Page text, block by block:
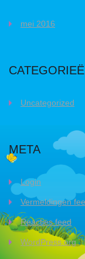
mei 2016
Uncategorized
META
Login
Vermeldingen
Reacties feed
WordPress.org